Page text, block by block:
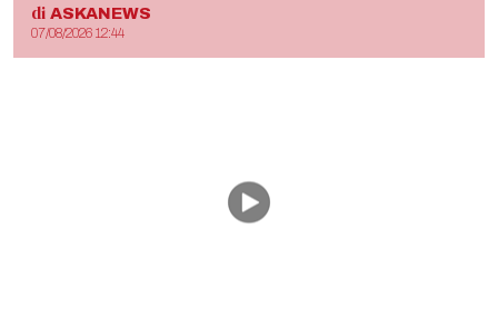
di ASKANEWS
07/08/2026 12:44